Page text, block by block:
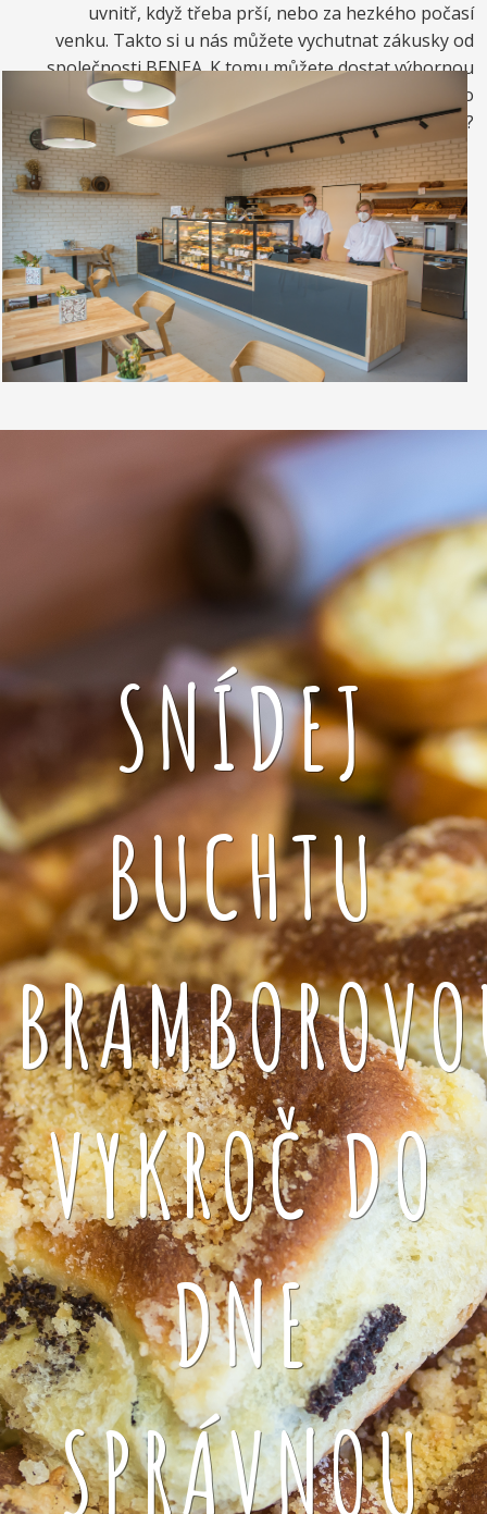
uvnitř, když třeba prší, nebo za hezkého počasí
venku. Takto si u nás můžete vychutnat zákusky od
společnosti BENEA. K tomu můžete dostat výbornou
kávou. Nebo si raději dáte zrmzlinový pohár nebo
vynikající točenou zmrzlinu?
SNÍDEJ
BUCHTU
VYKROČ DO
DNE
SPRÁVNOU